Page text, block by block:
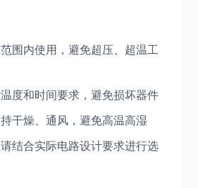
围内使用，避免超压、超温工
度和时间要求，避免损坏器件
干燥、通风，避免高温高湿
结合实际电路设计要求进行选